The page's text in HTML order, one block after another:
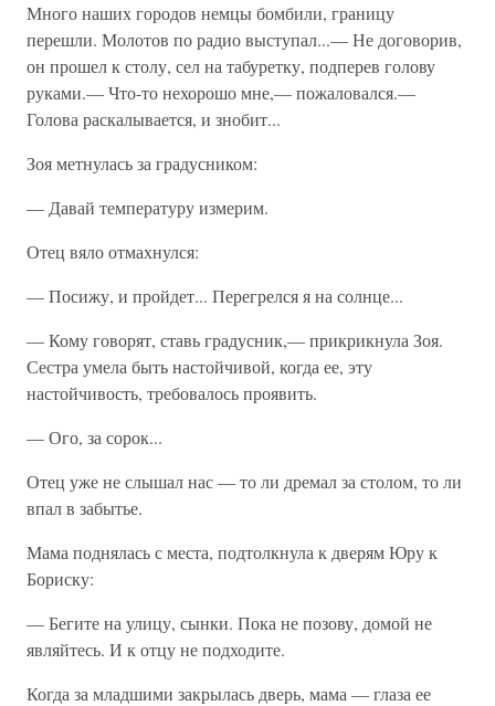
Много наших городов немцы бомбили, границу
перешли. Молотов по радио выступал...— Не договорив,
он прошел к столу, сел на табуретку, подперев голову
руками.— Что-то нехорошо мне,— пожаловался.—
Голова раскалывается, и знобит...
Зоя метнулась за градусником:
— Давай температуру измерим.
Отец вяло отмахнулся:
— Посижу, и пройдет... Перегрелся я на солнце...
— Кому говорят, ставь градусник,— прикрикнула Зоя.
Сестра умела быть настойчивой, когда ее, эту
настойчивость, требовалось проявить.
— Ого, за сорок...
Отец уже не слышал нас — то ли дремал за столом, то ли
впал в забытье.
Мама поднялась с места, подтолкнула к дверям Юру к
Бориску:
— Бегите на улицу, сынки. Пока не позову, домой не
являйтесь. И к отцу не подходите.
Когда за младшими закрылась дверь, мама — глаза ее